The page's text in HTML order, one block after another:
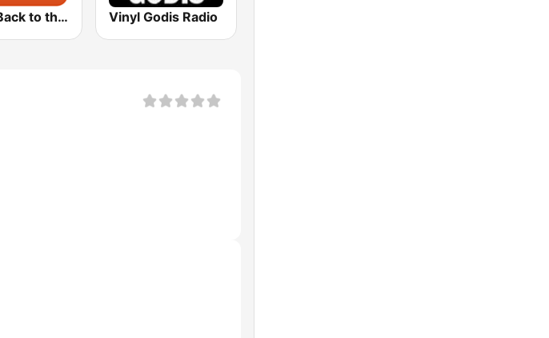
1.FM - Back to the 50s and 60s Vinyl Godis Radio